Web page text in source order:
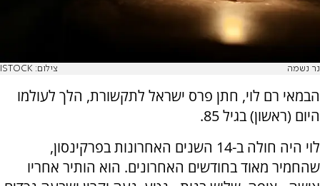
נר נשמה צילום: ISTOCK
הבמאי רם לוי, חתן פרס ישראל לתקשורת, הלך לעולמו
היום (ראשון) בגיל 85.
לוי היה חולה ב-14 השנים האחרונות בפרקינסון,
שהחמיר מאוד בחודשים האחרונים. הוא הותיר אחריו